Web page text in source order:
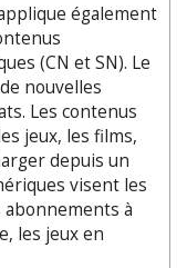
également
(CN et SN). Le
nouvelles
Les contenus
jeux, les films,
depuis un
visent les
abonnements à
les jeux en